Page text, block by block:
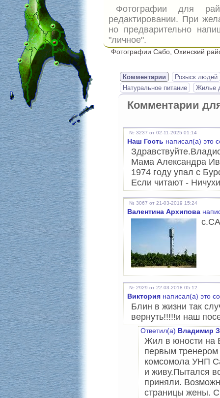
Фотографии для
редактировании. При
но предварительно
"личное".
Фотографии Сабо, Охинский
Комментарии
Розыск людей
Натуральное питание
Жилье
Комментарии
№ 3237 от 02-11-2025 01:14
Наш Гость написал(а) это
Мама Александра
1974 году упал с
Если читают -
№ 3067 от 21-03-2019 15:24
Валентина Архипова
№ 2929 от 22-03-2018 05:12
Виктория написал(а) это
Блин в жизни так
вернуть!!!!!и наш
Ответил(а) Владимир
Жил в юности на
первым тренером
комсомола УНП
и живу.Пытался
приняли.
страницы жены.